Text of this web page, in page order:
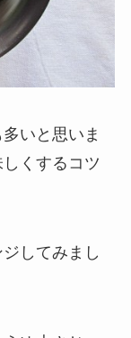
いと思いま
くするコツ
してみまし